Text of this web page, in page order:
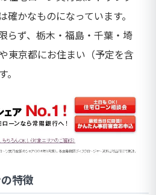
確かなものになっています。
らず、栃木・福島・千葉・埼
東京都にお住まい（予定を含
特徴